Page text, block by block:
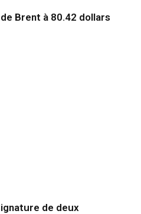
Brent à 80.42 dollars
de deux